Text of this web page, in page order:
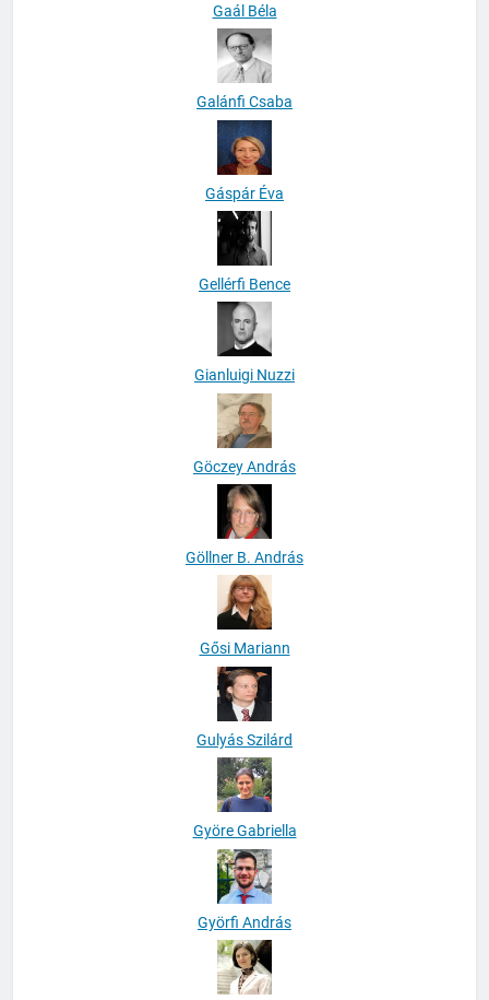
Gaál Béla
Galánfi Csaba
Gáspár Éva
Gellérfi Bence
Gianluigi Nuzzi
Göczey András
Göllner B. András
Gősi Mariann
Gulyás Szilárd
Györe Gabriella
Györfi András